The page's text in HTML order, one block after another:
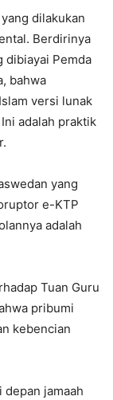
dilakukan
Berdirinya
dibiayai Pemda
bahwa
versi lunak
adalah praktik
yang
e-KTP
adalah
Tuan Guru
pribumi
kebencian
jamaah